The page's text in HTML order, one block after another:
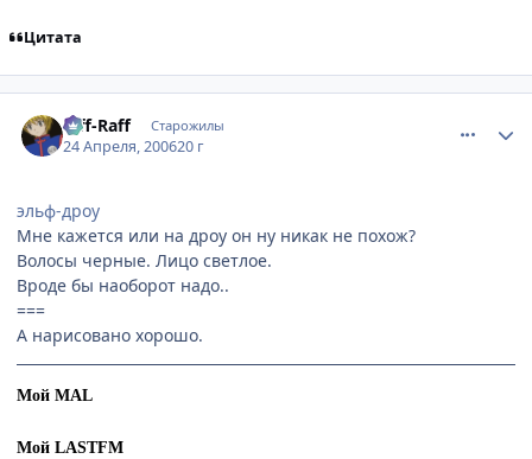
Цитата
Riff-Raff Старожилы
24 Апреля, 200620 г
эльф-дроу
Мне кажется или на дроу он ну никак не похож?
Волосы черные. Лицо светлое.
Вроде бы наоборот надо..
===
А нарисовано хорошо.
Мой MAL
Мой LASTFM